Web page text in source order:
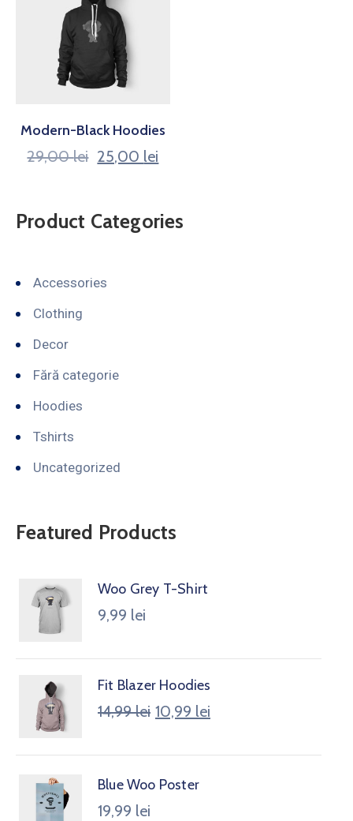
Modern-Black Hoodies
29,00lei 25,00 lei
Product Categories
Accessories
Clothing
Decor
Fără categorie
Hoodies
Tshirts
Uncategorized
Featured Products
Woo Grey T-Shirt
9,99 lei
Fit Blazer Hoodies
14,99lei 10,99 lei
Blue Woo Poster
19,99 lei